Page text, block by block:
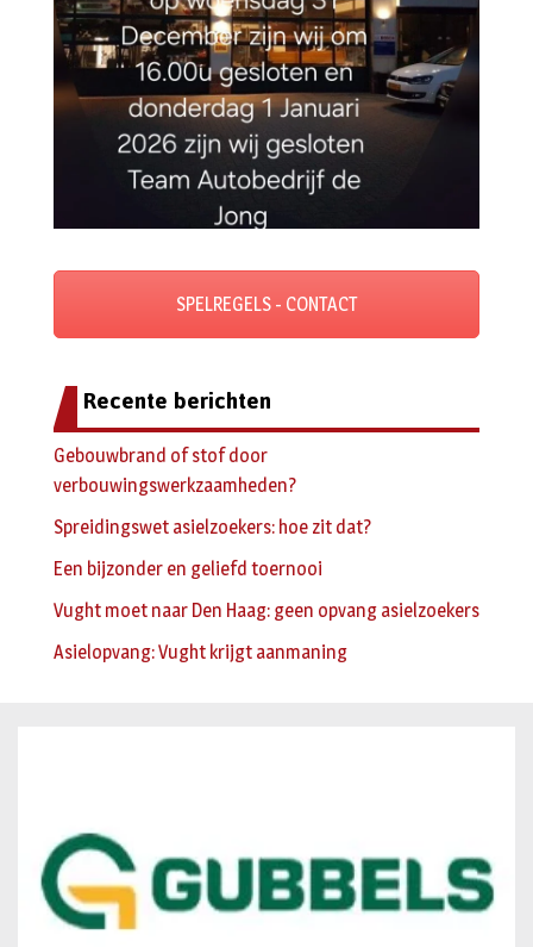
SPELREGELS - CONTACT
Recente berichten
Gebouwbrand of stof door
verbouwingswerkzaamheden?
Spreidingswet asielzoekers: hoe zit dat?
Een bijzonder en geliefd toernooi
Vught moet naar Den Haag: geen opvang asielzoekers
Asielopvang: Vught krijgt aanmaning